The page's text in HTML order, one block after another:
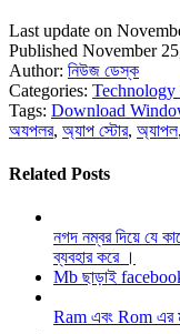
Last update on
Published November
Author: নিউজ ডেস্ক
Categories: Technology
Tags: Download
অযপলর, অ্যাপ স্টোর, অ্যাপল,
Related Posts
নগদ নম্বর দিয়ে যে
ব্যবহার করে ।
Mb ছাড়াই
Ram এবং Rom এর